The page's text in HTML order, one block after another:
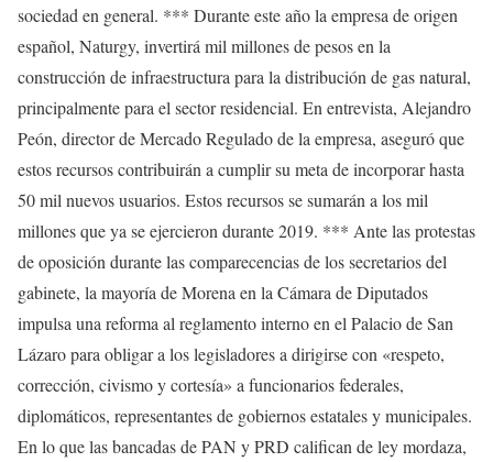
sociedad en general. *** Durante este año la empresa de origen
español, Naturgy, invertirá mil millones de pesos en la
construcción de infraestructura para la distribución de gas natural,
principalmente para el sector residencial. En entrevista, Alejandro
Peón, director de Mercado Regulado de la empresa, aseguró que
estos recursos contribuirán a cumplir su meta de incorporar hasta
50 mil nuevos usuarios. Estos recursos se sumarán a los mil
millones que ya se ejercieron durante 2019. *** Ante las protestas
de oposición durante las comparecencias de los secretarios del
gabinete, la mayoría de Morena en la Cámara de Diputados
impulsa una reforma al reglamento interno en el Palacio de San
Lázaro para obligar a los legisladores a dirigirse con «respeto,
corrección, civismo y cortesía» a funcionarios federales,
diplomáticos, representantes de gobiernos estatales y municipales.
En lo que las bancadas de PAN y PRD califican de ley mordaza,